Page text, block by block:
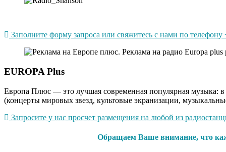
Заполните форму запроса или свяжитесь с нами по
EUROPA Plus
Европа Плюс — это лучшая современная популярная музыка:
(концерты мировых звезд, культовые экранизации,
Запросите у нас просчет размещения на любой из
Обращаем Ваше внимание, что